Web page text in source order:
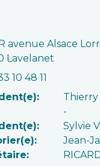
avenue Alsace
Lavelanet
10 48 11
Thierry
-
Sylvie
Jean-